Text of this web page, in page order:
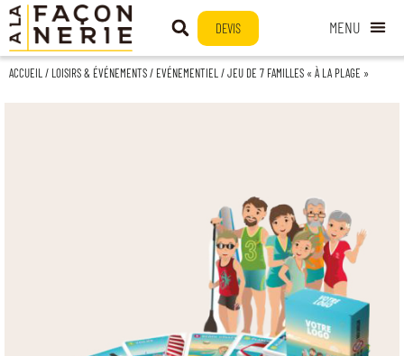
DEVIS
ACCUEIL/ LOISIRS & ÉVÉNEMENTS/ EVÉNEMENTIEL/ JEU DE 7 FAMILLES « À LA PLAGE »